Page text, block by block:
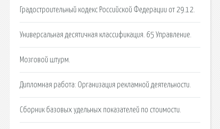
Градостроительный кодекс Российской Федерации от 29.12.
Универсальная десятичная классификация. 65 Управление.
Мозговой штурм.
Дипломная работа: Организация рекламной деятельности.
Сборник базовых удельных показателей по стоимости.